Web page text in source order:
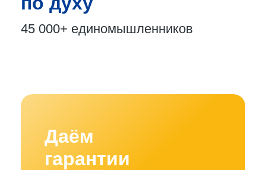
45 000+ единомышленников
Даём
гарантии